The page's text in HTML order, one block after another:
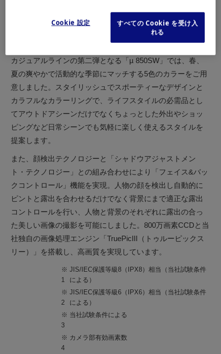
やハイキング、スキーなど、様々な場面で水や泥・砂、落
下、温度を気にすることなく安心して撮影することができ
カジュアルラインの第二弾となる「µ 850SW」では、春、
夏の爽やかで活動的な季節にマッチする5色のカラーをご用
意しました。スタイリッシュでスポーティーなデザインと
カラフルなカラーリングで、ライフスタイルの必需品とし
てアウトドアシーンだけでなくちょっとした外出やショッ
ピングなど日常シーンでも気軽に楽しく使えるスタイルを
提案します。
また、顔検出テクノロジーと「シャドウアジャストメン
ト・テクノロジー」との組み合わせにより「フェイス&バッ
クコントロール」機能を実現。人物の顔を検出し自動的に
ピントと露出を合わせるだけでなく背景にまで適正な露出
コントロールを行い、人物と背景のそれぞれに露出の合っ
た美しい画像の撮影を可能にしました。800万画素CCDと当
社独自の画像処理エンジン「TruePicIII（トゥルーピックス
リー）」を搭載し、高画質を実現しています。
※
1
JIS/IEC保護等級8（IPX8）相当（当社試験条件
による）
※
2
JIS/IEC保護等級6（IPX6）相当（当社試験条件
による）
※
3
当社試験条件による
※
4
カメラ部有効画素数
Cookie 設定
すべての Cookie を受け入
れる